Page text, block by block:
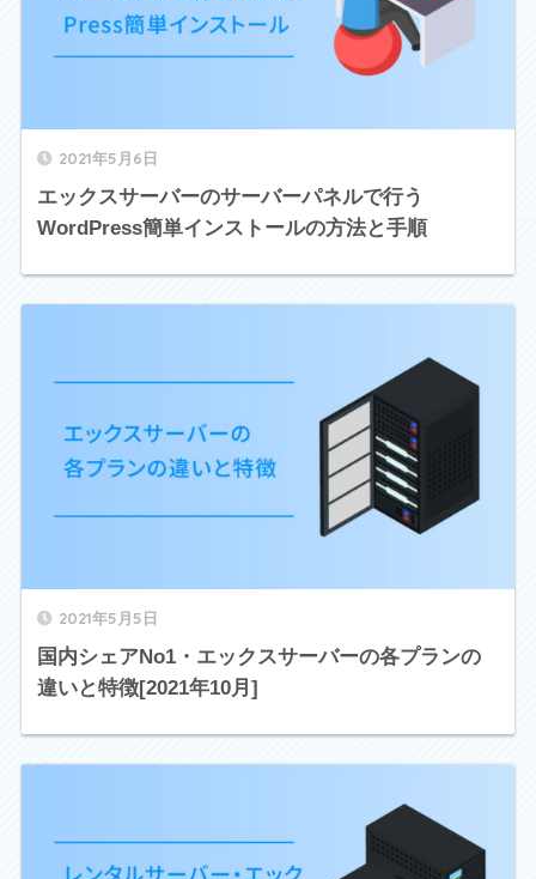
2021年5月6日
エックスサーバーのサーバーパネルで行う
WordPress簡単インストールの方法と手順
2021年5月5日
国内シェアNo1・エックスサーバーの各プランの
違いと特徴[2021年10月]